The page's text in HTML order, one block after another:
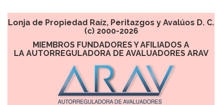
Lonja de Propiedad Raíz, Peritazgos y Avalúos D. C.
(c) 2000-2026
MIEMBROS FUNDADORES Y AFILIADOS A
LA AUTORREGULADORA DE AVALUADORES ARAV